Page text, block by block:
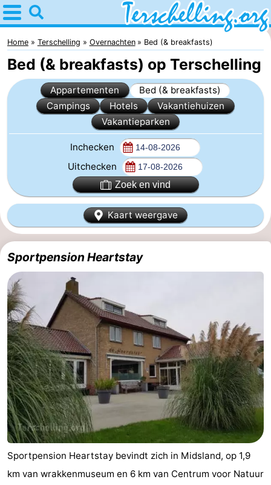
Home
Terschelling
Tips
Voor
Jongeren
Overnachten
Appartementen
-
Elements
-
Kaap
West
-
Résidence
Terschelling
-
Strandappartementen
West
Terschelling
-
Tjermelân
Bed
(&
breakfasts)
Campings
Hotels
Vakantiehuizen
Home Terschelling Overnachten Bed (& breakfasts)
Bed (& breakfasts) op Terschelling
Appartementen
Bed (& breakfasts)
Campings
Hotels
Vakantiehuizen
Vakantieparken
Inchecken
Uitchecken
Zoek en vind
Kaart weergave
Sportpension Heartstay
Sportpension Heartstay bevindt zich in Midsland, op 1,9
km van wrakkenmuseum en 6 km van Centrum voor Natuur